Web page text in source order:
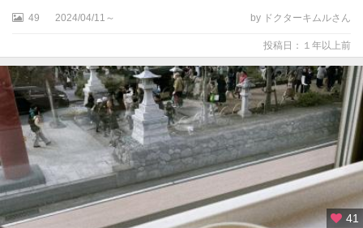
49 2024/04/11～ by ドクターキムルさん
投稿日：１年以上前
41